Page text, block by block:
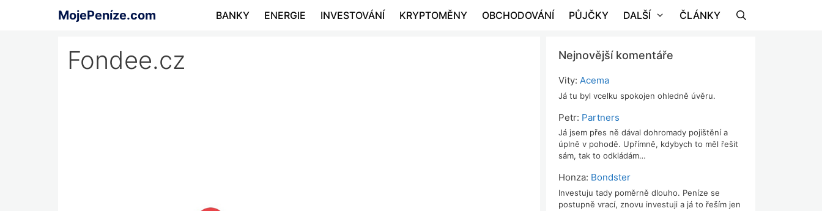
MojePeníze.com BANKY ENERGIE INVESTOVÁNÍ KRYPTOMĚNY OBCHODOVÁNÍ PŮJČKY DALŠÍ ČLÁNKY
Fondee.cz Nejnovější komentáře
Vity: Acema
Já tu byl vcelku spokojen ohledně úvěru.
Petr: Partners
Já jsem přes ně dával dohromady pojištění a
úplně v pohodě. Upřímně, kdybych to měl řešit
sám, tak to odkládám…
Honza: Bondster
Investuju tady poměrně dlouho. Peníze se
postupně vrací, znovu investuji a já to řeším jen